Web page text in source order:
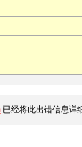
已经将此出错信息详